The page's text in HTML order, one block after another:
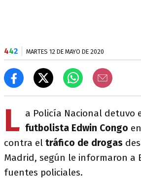
442 MARTES 12 DE MAYO DE 2020
L a Policía Nacional detuvo
futbolista Edwin Congo
contra el tráfico de drogas
Madrid, según le informaron a
fuentes policiales.